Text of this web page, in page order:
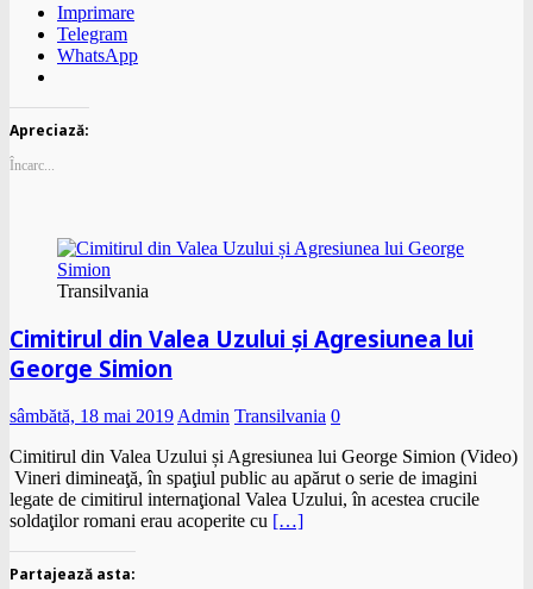
Imprimare
Telegram
WhatsApp
Apreciază:
Încarc...
Transilvania
Cimitirul din Valea Uzului și Agresiunea lui
George Simion
sâmbătă, 18 mai 2019 Admin Transilvania 0
Cimitirul din Valea Uzului și Agresiunea lui George Simion (Video)
Vineri dimineaţă, în spaţiul public au apărut o serie de imagini
legate de cimitirul internaţional Valea Uzului, în acestea crucile
soldaţilor romani erau acoperite cu […]
Partajează asta: